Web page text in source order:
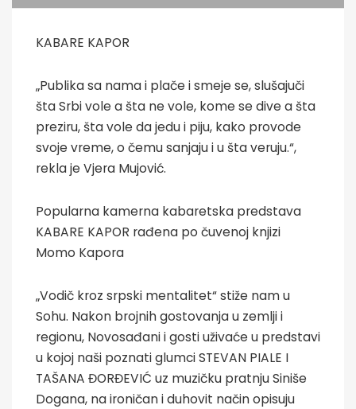
KABARE KAPOR
„Publika sa nama i plače i smeje se, slušajuči
šta Srbi vole a šta ne vole, kome se dive a šta
preziru, šta vole da jedu i piju, kako provode
svoje vreme, o čemu sanjaju i u šta veruju.“,
rekla je Vjera Mujović.
Popularna kamerna kabaretska predstava
KABARE KAPOR rađena po čuvenoj knjizi
Momo Kapora
„Vodič kroz srpski mentalitet“ stiže nam u
Sohu. Nakon brojnih gostovanja u zemlji i
regionu, Novosađani i gosti uživaće u predstavi
u kojoj naši poznati glumci STEVAN PIALE I
TAŠANA ĐORĐEVIĆ uz muzičku pratnju Siniše
Dogana, na ironičan i duhovit način opisuju